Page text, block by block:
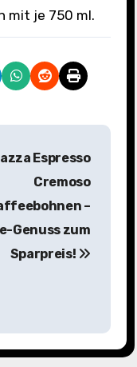
mit je 750 ml.
Espresso
Cremoso
–
Genuss zum
Sparpreis!